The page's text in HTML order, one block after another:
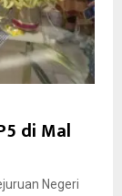
di Mal
Negeri